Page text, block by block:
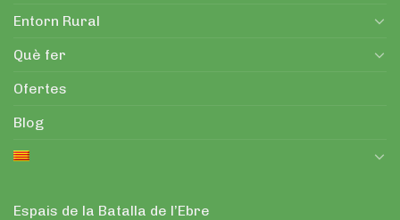
Entorn Rural
Què fer
Ofertes
Blog
Espais de la Batalla de l’Ebre